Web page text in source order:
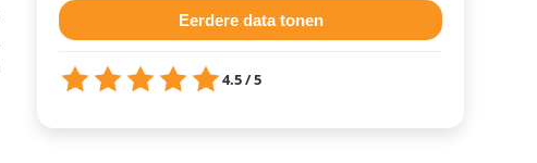
Eerdere data tonen
4.5 / 5